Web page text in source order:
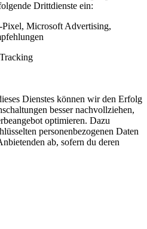
Drittdienste ein:
Microsoft Advertising,
Dienstes können wir den Erfolg
besser nachvollziehen,
optimieren. Dazu
personenbezogenen Daten
ab, sofern du deren